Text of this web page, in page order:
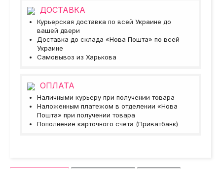
ДОСТАВКА
Курьерская доставка по всей Украине до
вашей двери
Доставка до склада «Нова Пошта» по всей
Украине
Самовывоз из Харькова
ОПЛАТА
Наличными курьеру при получении товара
Наложенным платежом в отделении «Нова
Пошта» при получении товара
Пополнение карточного счета (Приватбанк)